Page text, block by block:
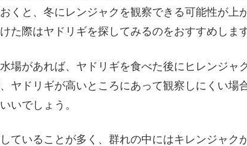
くと、冬にレンジャクを観察できる可能性が上
た際はヤドリギを探してみるのをおすすめします
場があれば、ヤドリギを食べた後にヒレンジャ
ヤドリギが高いところにあって観察しにくい場
いでしょう。
ていることが多く、群れの中にはキレンジャク